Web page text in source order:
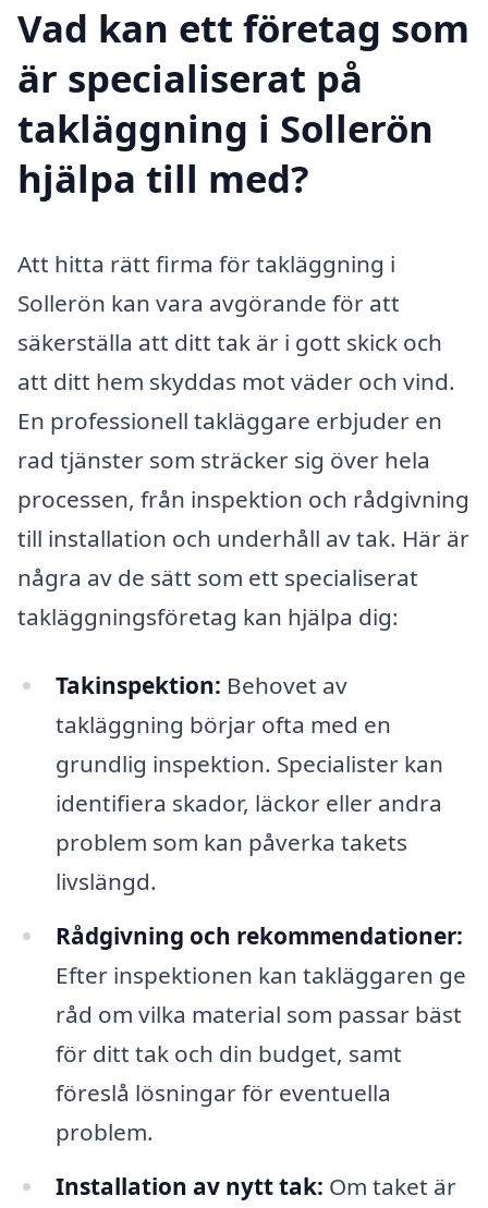
Vad kan ett företag som
är specialiserat på
takläggning i Sollerön
hjälpa till med?
Att hitta rätt firma för takläggning i
Sollerön kan vara avgörande för att
säkerställa att ditt tak är i gott skick och
att ditt hem skyddas mot väder och vind.
En professionell takläggare erbjuder en
rad tjänster som sträcker sig över hela
processen, från inspektion och rådgivning
till installation och underhåll av tak. Här är
några av de sätt som ett specialiserat
takläggningsföretag kan hjälpa dig:
Takinspektion: Behovet av
takläggning börjar ofta med en
grundlig inspektion. Specialister kan
identifiera skador, läckor eller andra
problem som kan påverka takets
livslängd.
Rådgivning och rekommendationer:
Efter inspektionen kan takläggaren ge
råd om vilka material som passar bäst
för ditt tak och din budget, samt
föreslå lösningar för eventuella
problem.
Installation av nytt tak: Om taket är